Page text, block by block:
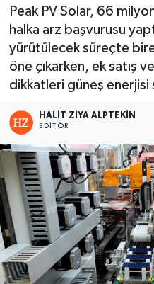
Peak PV Solar, 66
halka arz başvurusu
yürütülecek süreçte
öne çıkarken, ek satış
dikkatleri güneş
HALIT ZIYA ALPTEKIN
EDITÖR
KRİPTO
OTOMOTİV
PİYASALAR
SAVUNMA
Tüm Manşetler
Son Dakika
Haber Arşivi